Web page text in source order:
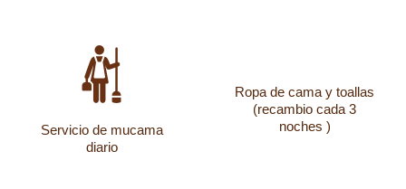
Servicio de mucama
diario
Ropa de cama y toallas
(recambio cada 3
noches )